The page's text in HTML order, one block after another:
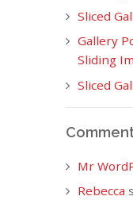
Sliced
Gallery
Sliding
Sliced
Mr
Rebecca